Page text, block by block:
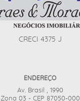
CRECI 4375 J
ENDEREÇO
Av. Brasil , 1990
Zona 03 - CEP 87050-000